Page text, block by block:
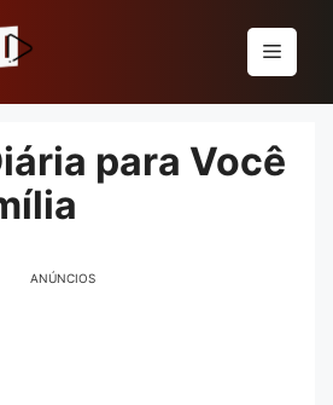
Menu
para Você
ANÚNCIOS